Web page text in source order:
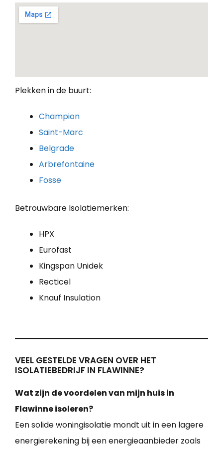
Plekken in de buurt:
Champion
Saint-Marc
Belgrade
Arbrefontaine
Fosse
Betrouwbare Isolatiemerken:
HPX
Eurofast
Kingspan Unidek
Recticel
Knauf Insulation
VEEL GESTELDE VRAGEN OVER HET
ISOLATIEBEDRIJF IN FLAWINNE?
Wat zijn de voordelen van mijn huis in
Flawinne isoleren?
Een solide woningisolatie mondt uit in een lagere
energierekening bij een energieaanbieder zoals